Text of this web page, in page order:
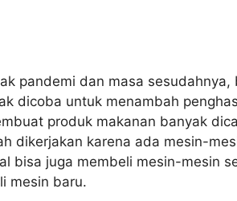
pandemi dan masa
dicoba untuk menambah
produk makanan banyak
dikerjakan karena ada mesin-
bisa juga membeli mesin-mesin
mesin baru.